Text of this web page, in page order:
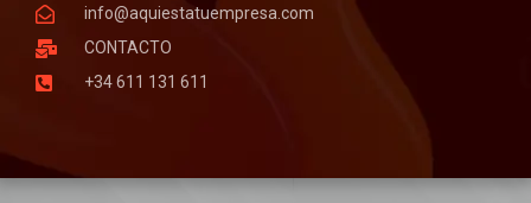
info@aquiestatuempresa.com
CONTACTO
+34 611 131 611